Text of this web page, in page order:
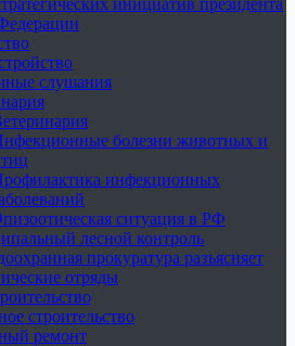
инициатив президента
слушания
болезни животных и
инфекционных
ситуация в РФ
лесной контроль
прокуратура разъясняет
отряды
строительство
ремонт